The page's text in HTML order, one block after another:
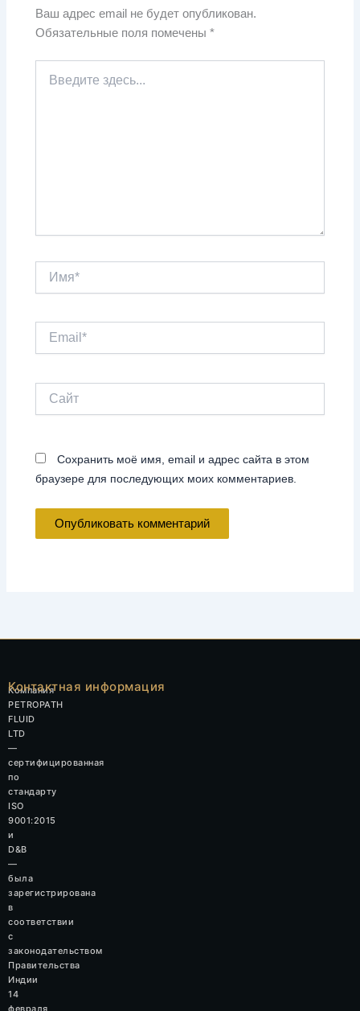
Ваш адрес email не будет опубликован.
Обязательные поля помечены*
здесь...
Email*
Сохранить моё имя, email и адрес сайта в этом
браузере для последующих моих комментариев.
Компания
PETROPATH
FLUID
LTD
—
сертифицированная
по
стандарту
ISO
9001:2015
и
D&B
—
была
зарегистрирована
в
соответствии
с
законодательством
Правительства
Индии
14
февраля
Контактная информация